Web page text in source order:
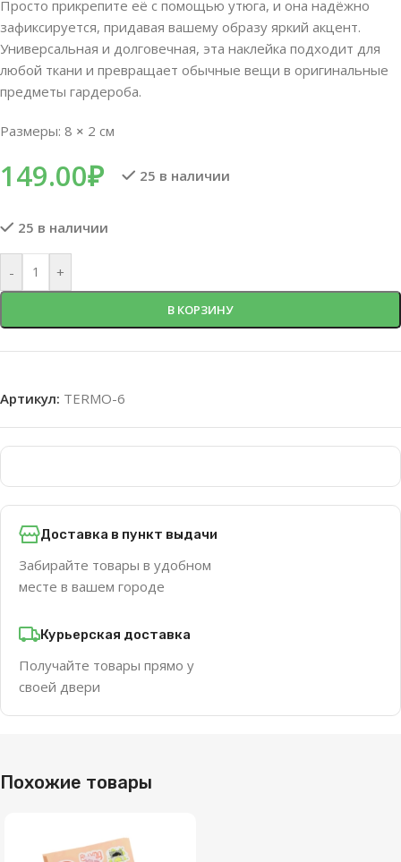
Просто прикрепите её с помощью утюга, и она надёжно
зафиксируется, придавая вашему образу яркий акцент.
Универсальная и долговечная, эта наклейка подходит для
любой ткани и превращает обычные вещи в оригинальные
предметы гардероба.
Размеры: 8 × 2 см
149.00₽ 25 в наличии
25 в наличии
- +
В КОРЗИНУ
Артикул: TERMO-6
Доставка в пункт выдачи
Забирайте товары в удобном
месте в вашем городе
Курьерская доставка
Получайте товары прямо у
своей двери
Похожие товары